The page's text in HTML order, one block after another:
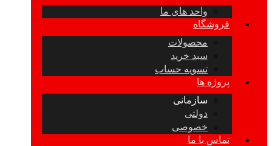
واحد های ما
فروشگاه
محصولات
سبد خرید
تسویه حساب
پروژه ها
سازمانی
دولتی
خصوصی
تماس با ما